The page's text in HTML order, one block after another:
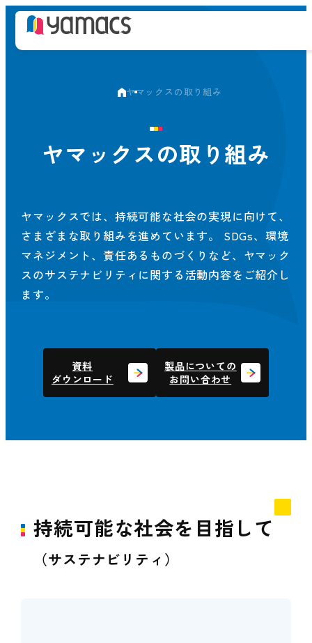
ヤマックスの取り組み
ヤマックスの取り組み
ヤマックスでは、持続可能な社会の実現に向けて、
さまざまな取り組みを進めています。 SDGs、環境
マネジメント、責任あるものづくりなど、ヤマック
スのサステナビリティに関する活動内容をご紹介し
ます。
資料
ダウンロード
製品についての
お問い合わせ
持続可能な社会を目指して
（サステナビリティ）